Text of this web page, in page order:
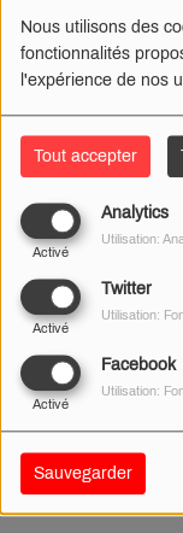
Nous utilisons des
fonctionnalités
l'expérience de nos
Tout accepter
Analytics
Activé
Utilisation:
Twitter
Activé
Utilisation:
Facebook
Activé
Utilisation:
Sauvegarder